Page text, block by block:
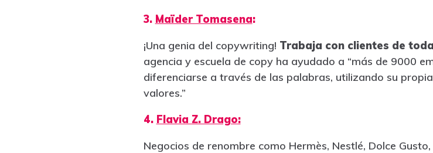
3. Maïder Tomasena:
¡Una genia del copywriting! Trabaja con clientes de
agencia y escuela de copy ha ayudado a “más de 9000
diferenciarse a través de las palabras, utilizando su
valores.”
4. Flavia Z. Drago:
Negocios de renombre como Hermès, Nestlé, Dolce